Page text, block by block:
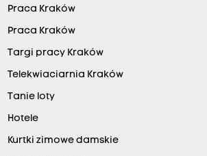
Praca Kraków
Praca Kraków
Targi pracy Kraków
Telekwiaciarnia Kraków
Tanie loty
Hotele
Kurtki zimowe damskie